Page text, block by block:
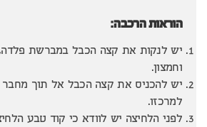
הוראות הרכבה:
יש לנקות את קצה הכבל במברשת
וחמצון.
יש להכניס את קצה הכבל אל תוך
למרכזו.
לפני הלחיצה יש לוודא כי קוד טבע